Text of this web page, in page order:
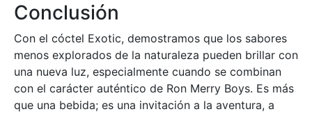
Conclusión
Con el cóctel Exotic, demostramos que los sabores
menos explorados de la naturaleza pueden brillar con
una nueva luz, especialmente cuando se combinan
con el carácter auténtico de Ron Merry Boys. Es más
que una bebida; es una invitación a la aventura, a